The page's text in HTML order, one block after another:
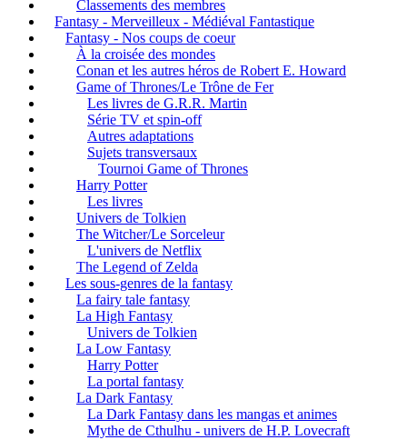
Classements des membres
Fantasy - Merveilleux - Médiéval Fantastique
Fantasy - Nos coups de coeur
À la croisée des mondes
Conan et les autres héros de Robert E. Howard
Game of Thrones/Le Trône de Fer
Les livres de G.R.R. Martin
Série TV et spin-off
Autres adaptations
Sujets transversaux
Tournoi Game of Thrones
Harry Potter
Les livres
Univers de Tolkien
The Witcher/Le Sorceleur
L'univers de Netflix
The Legend of Zelda
Les sous-genres de la fantasy
La fairy tale fantasy
La High Fantasy
Univers de Tolkien
La Low Fantasy
Harry Potter
La portal fantasy
La Dark Fantasy
La Dark Fantasy dans les mangas et animes
Mythe de Cthulhu - univers de H.P. Lovecraft